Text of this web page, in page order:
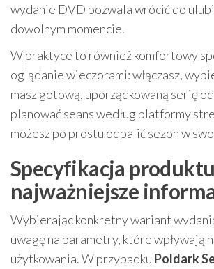
wydanie DVD pozwala wrócić do
dowolnym momencie.
W praktyce to również komfortowy
oglądanie wieczorami: włączasz,
masz gotową, uporządkowaną serię
planować seans według platformy
możesz po prostu odpalić sezon w
Specyfikacja
najważniejsze
Wybierając konkretny wariant
uwagę na parametry, które wpływają
użytkowania. W przypadku Poldark